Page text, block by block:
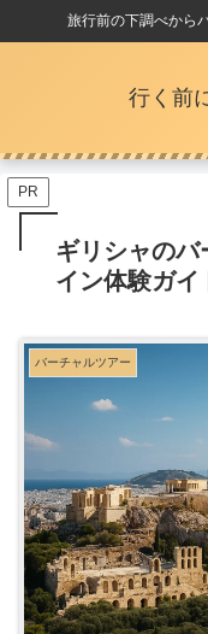
旅行前の下調べから
行く前
PR
ギリシャのバ
イン体験ガイ
バーチャルツアー